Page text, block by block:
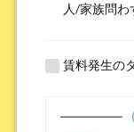
など別のメールアド
認ください。）
もし 2～3 日以内に
人/家族問わ
賃料発生の